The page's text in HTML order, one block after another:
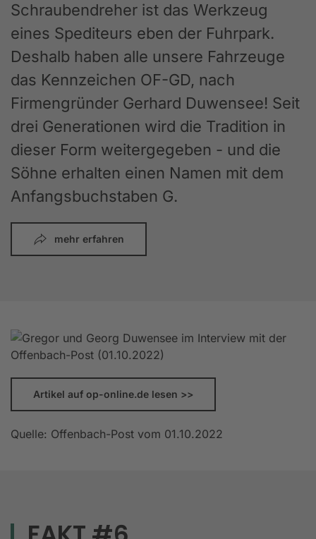
Schraubendreher ist das Werkzeug
eines Spediteurs eben der Fuhrpark.
Deshalb haben alle unsere Fahrzeuge
das Kennzeichen OF-GD, nach
Firmengründer Gerhard Duwensee! Seit
drei Generationen wird die Tradition in
dieser Form weitergegeben - und die
Söhne erhalten einen Namen mit dem
Anfangsbuchstaben G.
mehr erfahren
Artikel auf op-online.de lesen >>
Quelle: Offenbach-Post vom 01.10.2022